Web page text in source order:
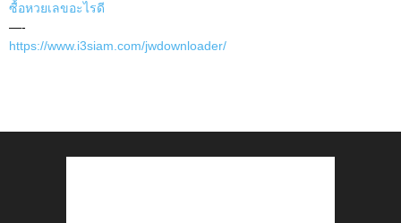
ซื้อหวยเลขอะไรดี
—-
https://www.i3siam.com/jwdownloader/